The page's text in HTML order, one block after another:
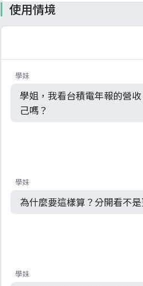
使用情境
學妹
學姐，我看台積電年報的營
己嗎？
學妹
為什麼要這樣算？分開看不是
學妹